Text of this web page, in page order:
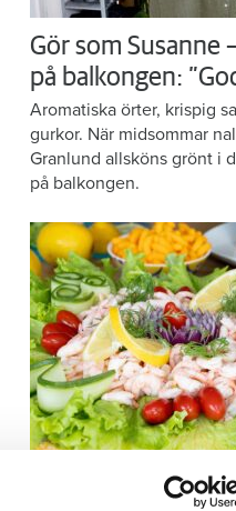
Gör som Susanne
på balkongen:
Aromatiska örter, krispig
gurkor. När midsommar
Granlund allsköns grönt i
på balkongen.
Messi älskar